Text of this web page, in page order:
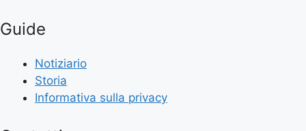
Guide
Notiziario
Storia
Informativa sulla privacy